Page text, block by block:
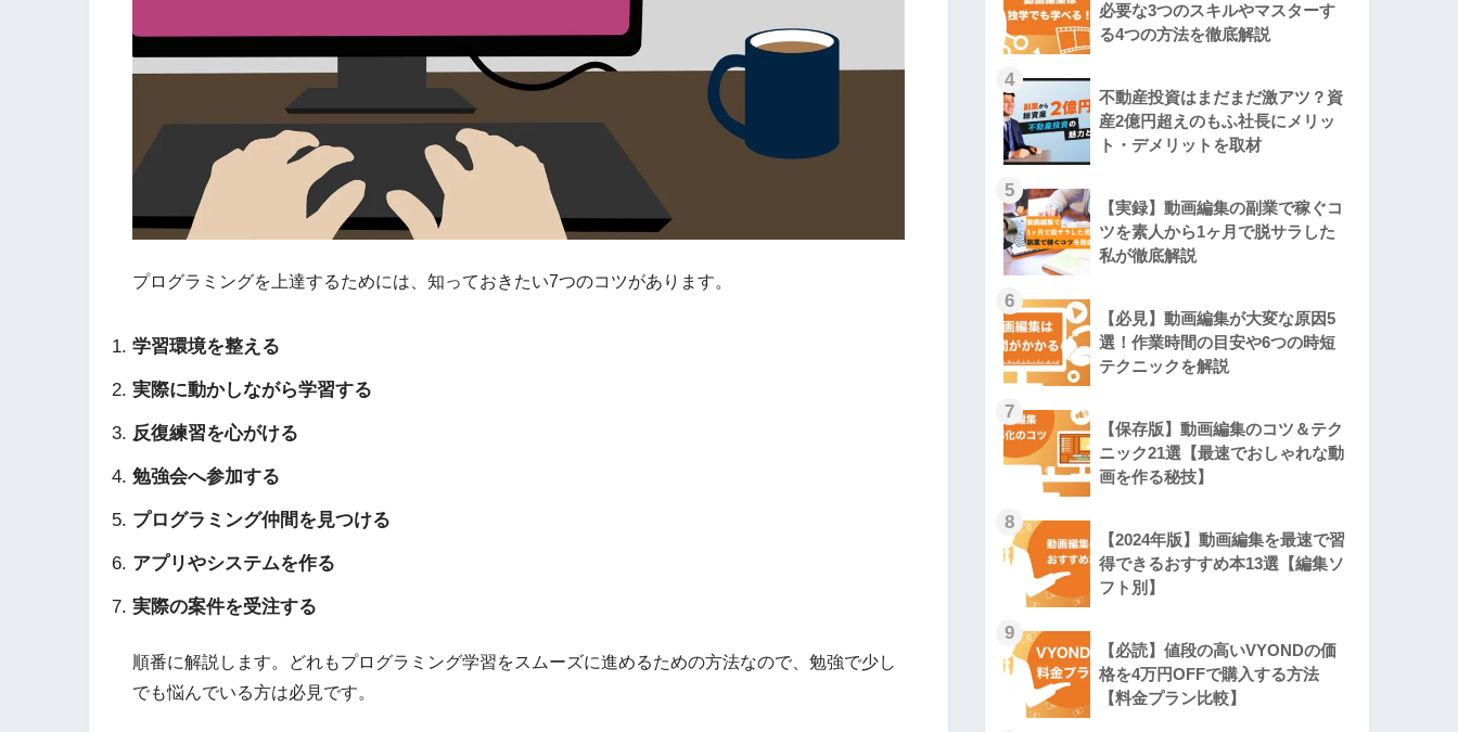
プログラミングを上達するためには、知っておきたい7つのコツがあります。
学習環境を整える
実際に動かしながら学習する
反復練習を心がける
勉強会へ参加する
プログラミング仲間を見つける
アプリやシステムを作る
実際の案件を受注する
順番に解説します。どれもプログラミング学習をスムーズに進めるための方法なので、勉強で少し
でも悩んでいる方は必見です。
必要な3つのスキルやマスターす
る4つの方法を徹底解説
4
不動産投資はまだまだ激アツ？資
産2億円超えのもふ社長にメリッ
ト・デメリットを取材
5
【実録】動画編集の副業で稼ぐコ
ツを素人から1ヶ月で脱サラした
私が徹底解説
6
【必見】動画編集が大変な原因5
選！作業時間の目安や6つの時短
テクニックを解説
7
【保存版】動画編集のコツ＆テク
ニック21選【最速でおしゃれな動
画を作る秘技】
8
【2024年版】動画編集を最速で習
得できるおすすめ本13選【編集ソ
フト別】
9
【必読】値段の高いVYONDの価
格を4万円OFFで購入する方法
【料金プラン比較】